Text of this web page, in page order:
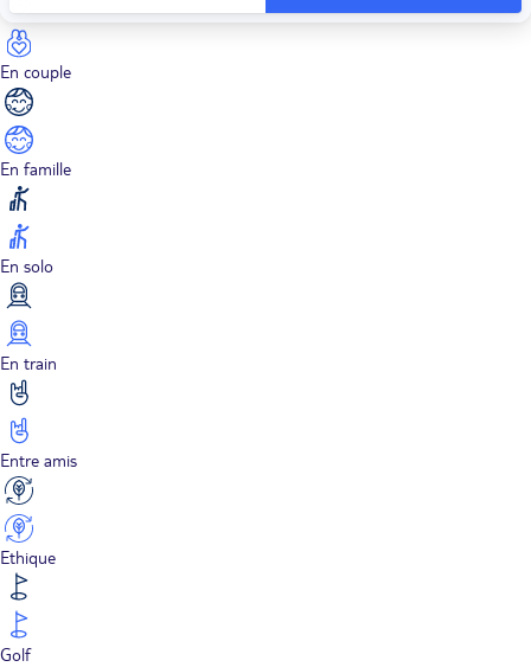
En couple
En famille
En solo
En train
Entre amis
Ethique
Golf